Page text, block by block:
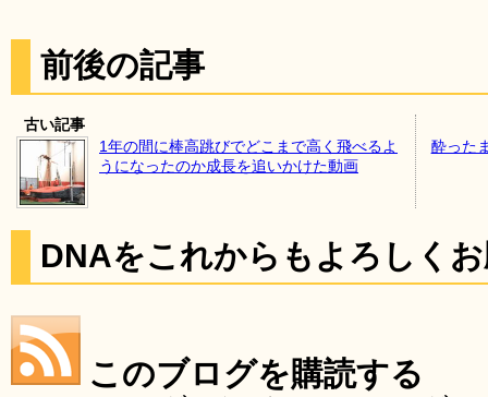
前後の記事
古い記事
1年の間に棒高跳びでどこまで高く飛べるよ
うになったのか成長を追いかけた動画
酔った
DNAをこれからもよろしく
このブログを購読する